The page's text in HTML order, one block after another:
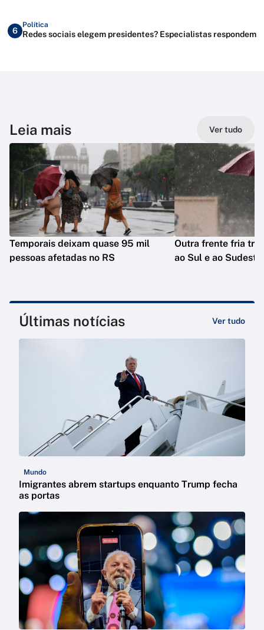
6
Política
Redes sociais elegem presidentes? Especialistas respondem
Leia mais Ver tudo
Temporais deixam quase 95 mil
pessoas afetadas no RS
Outra frente fria
ao Sul e ao Sudeste
Últimas notícias Ver tudo
Mundo
Imigrantes abrem startups enquanto Trump fecha
as portas